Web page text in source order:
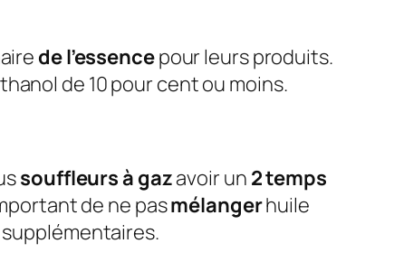
de l’essencepour leurs produits.
de 10 pour cent ou moins.
souffleurs à gazavoir un 2 temps
de ne pasmélangerhuile